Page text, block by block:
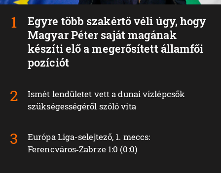
Egyre több szakértő véli úgy, hogy
Magyar Péter saját magának
készíti elő a megerősített államfői
pozíciót
Ismét lendületet vett a dunai vízlépcsők
szükségességéről szóló vita
Európa Liga-selejtező, 1. meccs:
Ferencváros‑Zabrze 1:0 (0:0)